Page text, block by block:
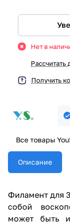
Нет в
Рассчитать
Получить
Все товары
Описание
Филамент для
собой
может быть